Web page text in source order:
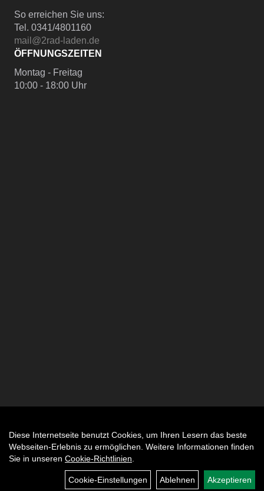
So erreichen Sie uns:
Tel. 0341/4801160
mail@2rad-laden.de
ÖFFNUNGSZEITEN
Montag - Freitag
10:00 - 18:00 Uhr
Diese Internetseite benutzt Cookies, um Ihren Lesern das beste
Webseiten-Erlebnis zu ermöglichen. Weitere Informationen finden
Sie in unseren Cookie-Richtlinien
Cookie-Einstellungen Ablehnen Akzeptieren
Auftrag widerrufen